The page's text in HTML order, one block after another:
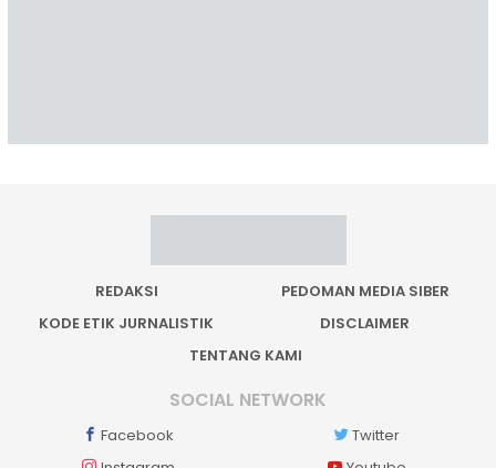
REDAKSI
PEDOMAN MEDIA SIBER
KODE ETIK JURNALISTIK
DISCLAIMER
TENTANG KAMI
SOCIAL NETWORK
Facebook
Twitter